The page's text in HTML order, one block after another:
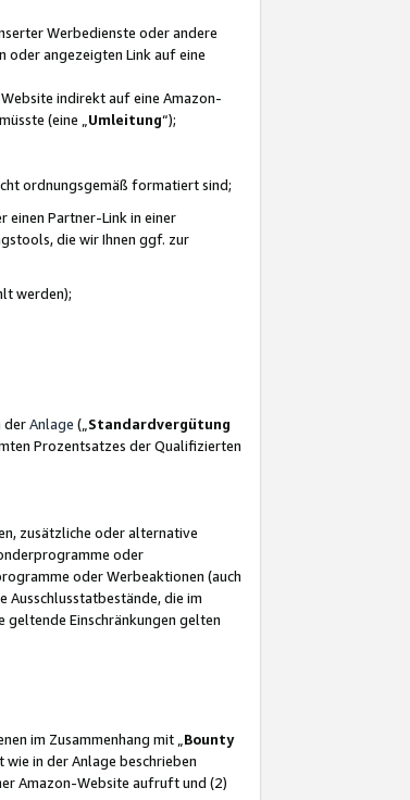
Werbedienste oder andere
oder angezeigten Link auf eine
indirekt auf eine Amazon-
(eine „ Umleitung“);
ordnungsgemäß formatiert sind;
einen Partner-Link in einer
die wir Ihnen ggf. zur
werden);
derAnlage („ Standardvergütung
Prozentsatzes der Qualifizierten
zusätzliche oder alternative
oder
oder Werbeaktionen (auch
die im
Einschränkungen gelten
im Zusammenhang mit „ Bounty
in der Anlage beschrieben
Amazon-Website aufruft und (2)